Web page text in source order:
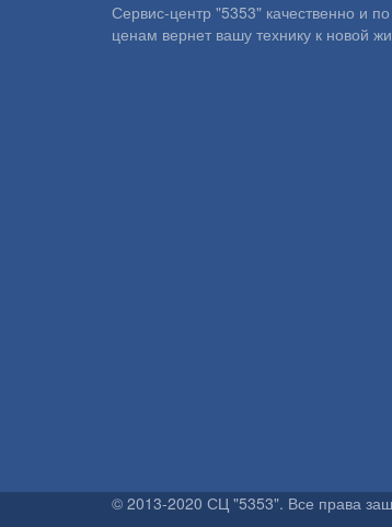
Сервис-центр "5353" качественно и
ценам вернет вашу технику к новой
© 2013-2020 СЦ "5353". Все права